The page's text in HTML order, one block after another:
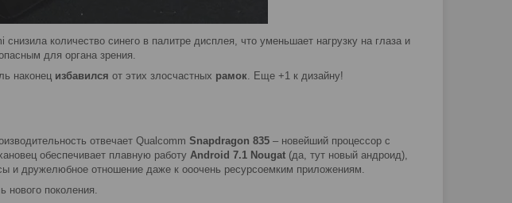
количество синего в палитре дисплея, что уменьшает нагрузку на глаза и
для органа зрения.
наконец избавился от этих злосчастных рамок. Еще +1 к дизайну!
отвечает Qualcomm Snapdragon 835 – новейший процессор с
обеспечивает плавную работу Android 7.1 Nougat (да, тут новый андроид),
и дружелюбное отношение даже к ооочень ресурсоемким приложениям.
нового поколения.